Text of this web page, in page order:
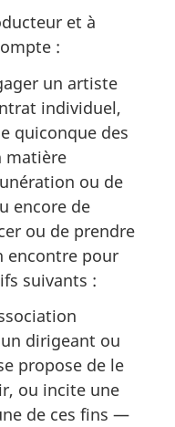
et à
:
un artiste
individuel,
quiconque des
matière
ou de
encore de
ou de prendre
encontre pour
suivants :
dirigeant ou
propose de le
ou incite une
de ces fins —